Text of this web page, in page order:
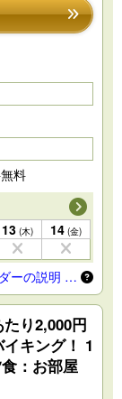
料
13 (木) 14 (金)
ーの説明 …
り2,000円
キング！ 1
：お部屋